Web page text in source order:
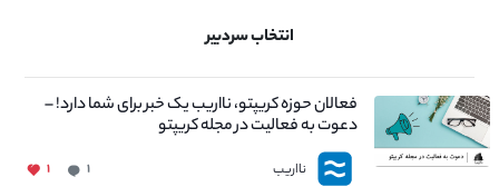
انتخاب سردبیر
فعالان حوزه کریپتو، نااریب یک خبر برای شما دارد! –
دعوت به فعالیت در مجله کریپتو
نااریب ۱ ۱